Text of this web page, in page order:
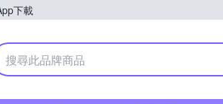
下載
購物中心